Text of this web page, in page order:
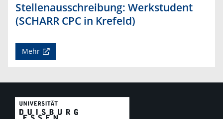
Stellenausschreibung: Werkstudent
(SCHARR CPC in Krefeld)
Mehr